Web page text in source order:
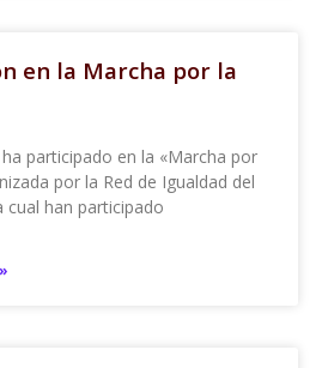
en la Marcha por la
participado en la «Marcha por
por la Red de Igualdad del
cual han participado